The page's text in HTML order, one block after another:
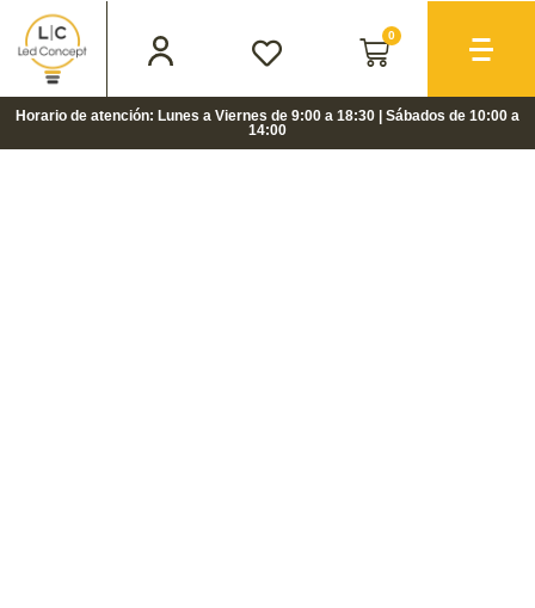
0
Horario de atención: Lunes a Viernes de 9:00 a 18:30 | Sábados de 10:00 a
14:00